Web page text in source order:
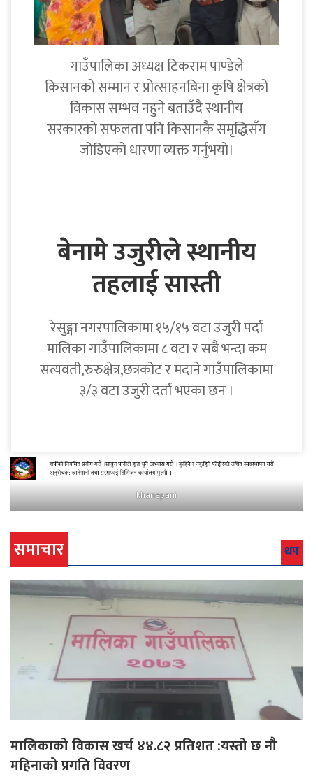
गाउँपालिका अध्यक्ष टिकराम पाण्डेले
किसानको सम्मान र प्रोत्साहनबिना कृषि क्षेत्रको
विकास सम्भव नहुने बताउँदै स्थानीय
सरकारको सफलता पनि किसानकै समृद्धिसँग
जोडिएको धारणा व्यक्त गर्नुभयो।
बेनामे उजुरीले स्थानीय
तहलाई सास्ती
रेसुङ्गा नगरपालिकामा १५/१५ वटा उजुरी पर्दा
मालिका गाउँपालिकामा ८ वटा र सबै भन्दा कम
सत्यवती,रुरुक्षेत्र,छत्रकोट र मदाने गाउँपालिकामा
३/३ वटा उजुरी दर्ता भएका छन ।
khanepani
समाचार थप
मालिकाको विकास खर्च ४४.८२ प्रतिशत :यस्तो छ नौ
महिनाको प्रगति विवरण